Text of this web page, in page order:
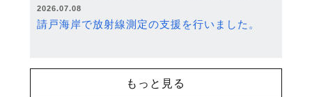
2026.07.08
請戸海岸で放射線測定の支援を行いました。
もっと見る